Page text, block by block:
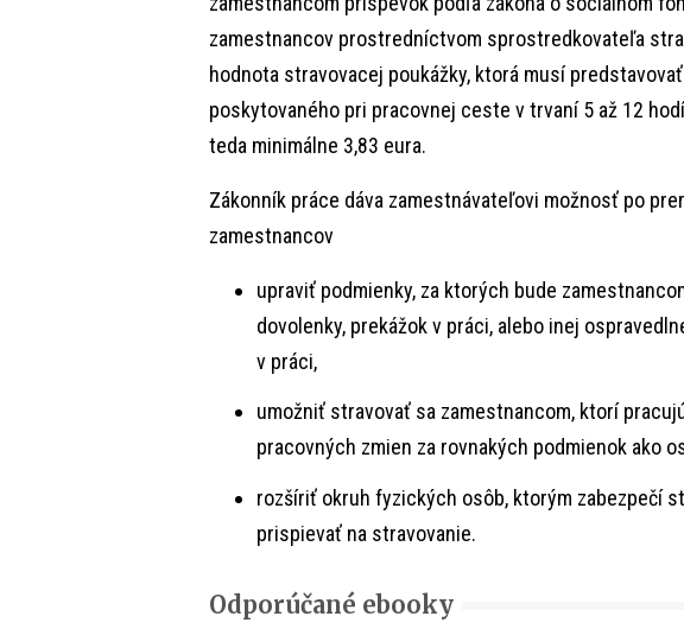
zamestnancov prostredníctvom sprostredkovateľa
hodnota stravovacej poukážky, ktorá musí
poskytovaného pri pracovnej ceste v trvaní 5 až 12
teda minimálne 3,83 eura.
Zákonník práce dáva zamestnávateľovi možnosť po
zamestnancov
upraviť podmienky, za ktorých bude
dovolenky, prekážok v práci, alebo inej
v práci,
umožniť stravovať sa zamestnancom, ktorí
pracovných zmien za rovnakých podmienok ako
rozšíriť okruh fyzických osôb, ktorým zabezpečí
prispievať na stravovanie.
Odporúčané ebooky